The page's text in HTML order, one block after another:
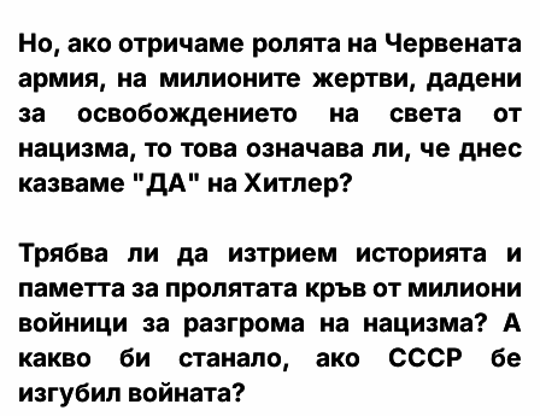
Но, ако отричаме ролята на Червената
армия, на милионите жертви, дадени
за освобождението на света от
нацизма, то това означава ли, че днес
казваме "ДА" на Хитлер?
Трябва ли да изтрием историята и
паметта за пролятата кръв от милиони
войници за разгрома на нацизма? А
какво би станало, ако СССР бе
изгубил войната?